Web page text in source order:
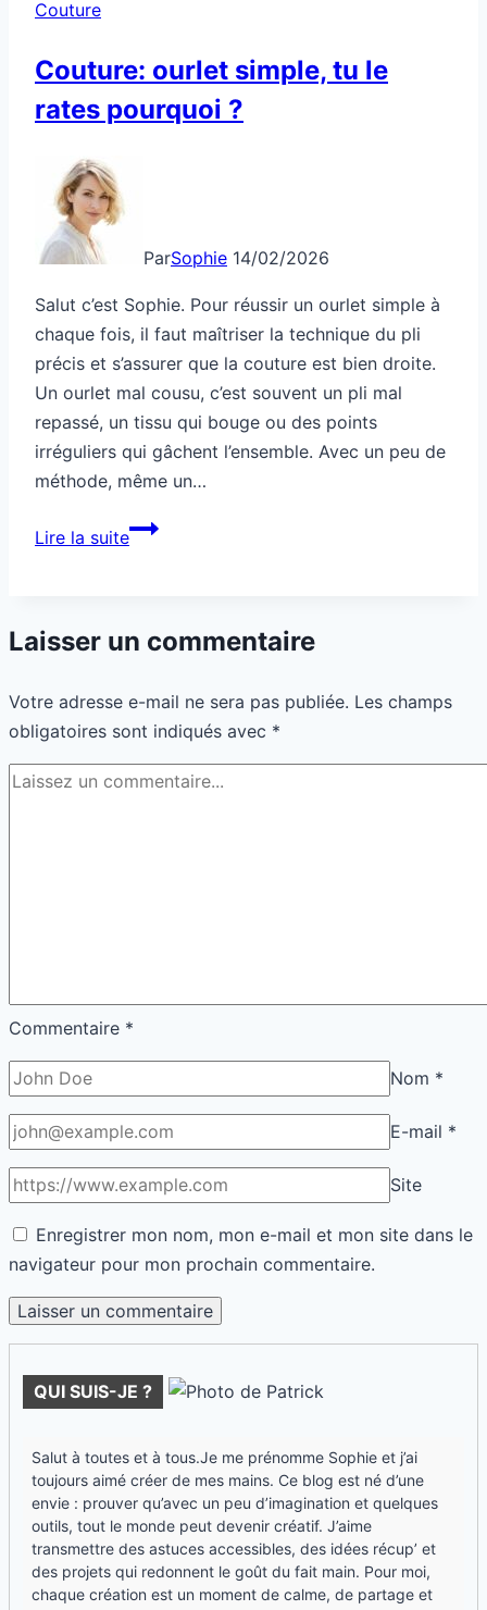
comment
?
Couture
Couture: ourlet simple, tu le
rates pourquoi ?
ParSophie 14/02/2026
Salut c’est Sophie. Pour réussir un ourlet simple à
chaque fois, il faut maîtriser la technique du pli
précis et s’assurer que la couture est bien droite.
Un ourlet mal cousu, c’est souvent un pli mal
repassé, un tissu qui bouge ou des points
irréguliers qui gâchent l’ensemble. Avec un peu de
méthode, même un…
Lire la suiteCouture:
le
pourquoi
?
Laisser un commentaire
Votre adresse e-mail ne sera pas publiée. Les champs
obligatoires sont indiqués avec *
Commentaire *
Nom *
E-mail *
Site
Enregistrer mon nom, mon e-mail et mon site dans le
navigateur pour mon prochain commentaire.
QUI SUIS-JE ?
Salut à toutes et à tous.Je me prénomme Sophie et j’ai
toujours aimé créer de mes mains. Ce blog est né d’une
envie : prouver qu’avec un peu d’imagination et quelques
outils, tout le monde peut devenir créatif. J’aime
transmettre des astuces accessibles, des idées récup’ et
des projets qui redonnent le goût du fait main. Pour moi,
chaque création est un moment de calme, de partage et